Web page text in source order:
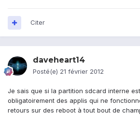
Citer
daveheart14
Posté(e) 21 février 2012
Je sais que si la partition sdcard interne
obligatoirement des applis qui ne
retours sur des reboot à tout bout de